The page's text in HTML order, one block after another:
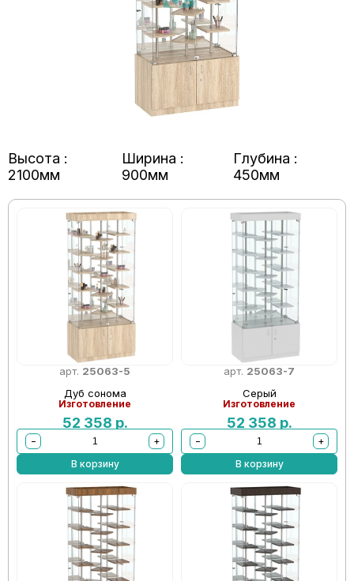
Высота :
2100мм
Ширина :
900мм
Глубина :
450мм
арт. 25063-5
Дуб сонома
Изготовление
52 358 р.
−
+
В корзину
арт. 25063-7
Серый
Изготовление
52 358 р.
−
+
В корзину